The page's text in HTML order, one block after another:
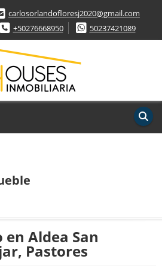
carlosorlandofloresj2020@gmail.com
+50276668950
50237421089
Aldea San
Pastores